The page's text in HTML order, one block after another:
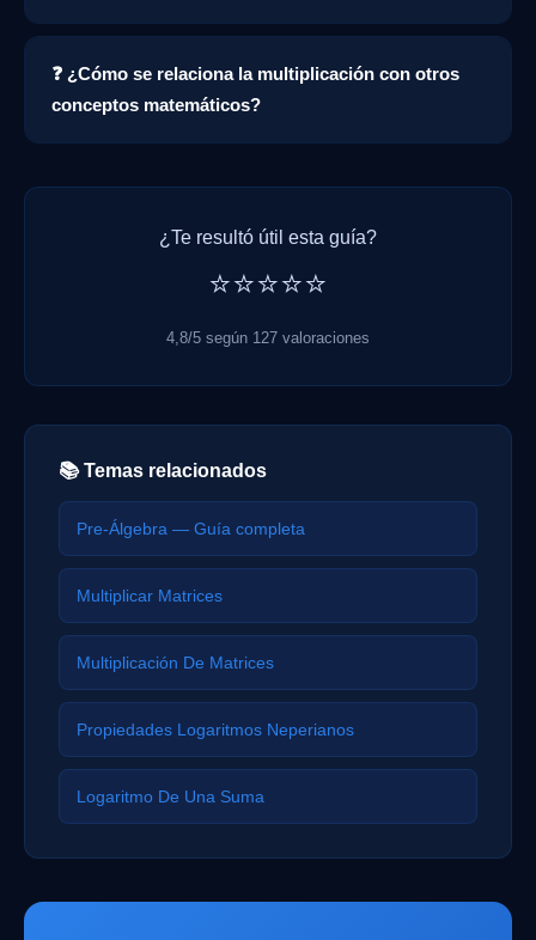
❓ ¿Cómo se relaciona la multiplicación con otros
conceptos matemáticos?
¿Te resultó útil esta guía?
⭐⭐⭐⭐⭐
4,8/5 según 127 valoraciones
📚 Temas relacionados
Pre-Álgebra — Guía completa
Multiplicar Matrices
Multiplicación De Matrices
Propiedades Logaritmos Neperianos
Logaritmo De Una Suma